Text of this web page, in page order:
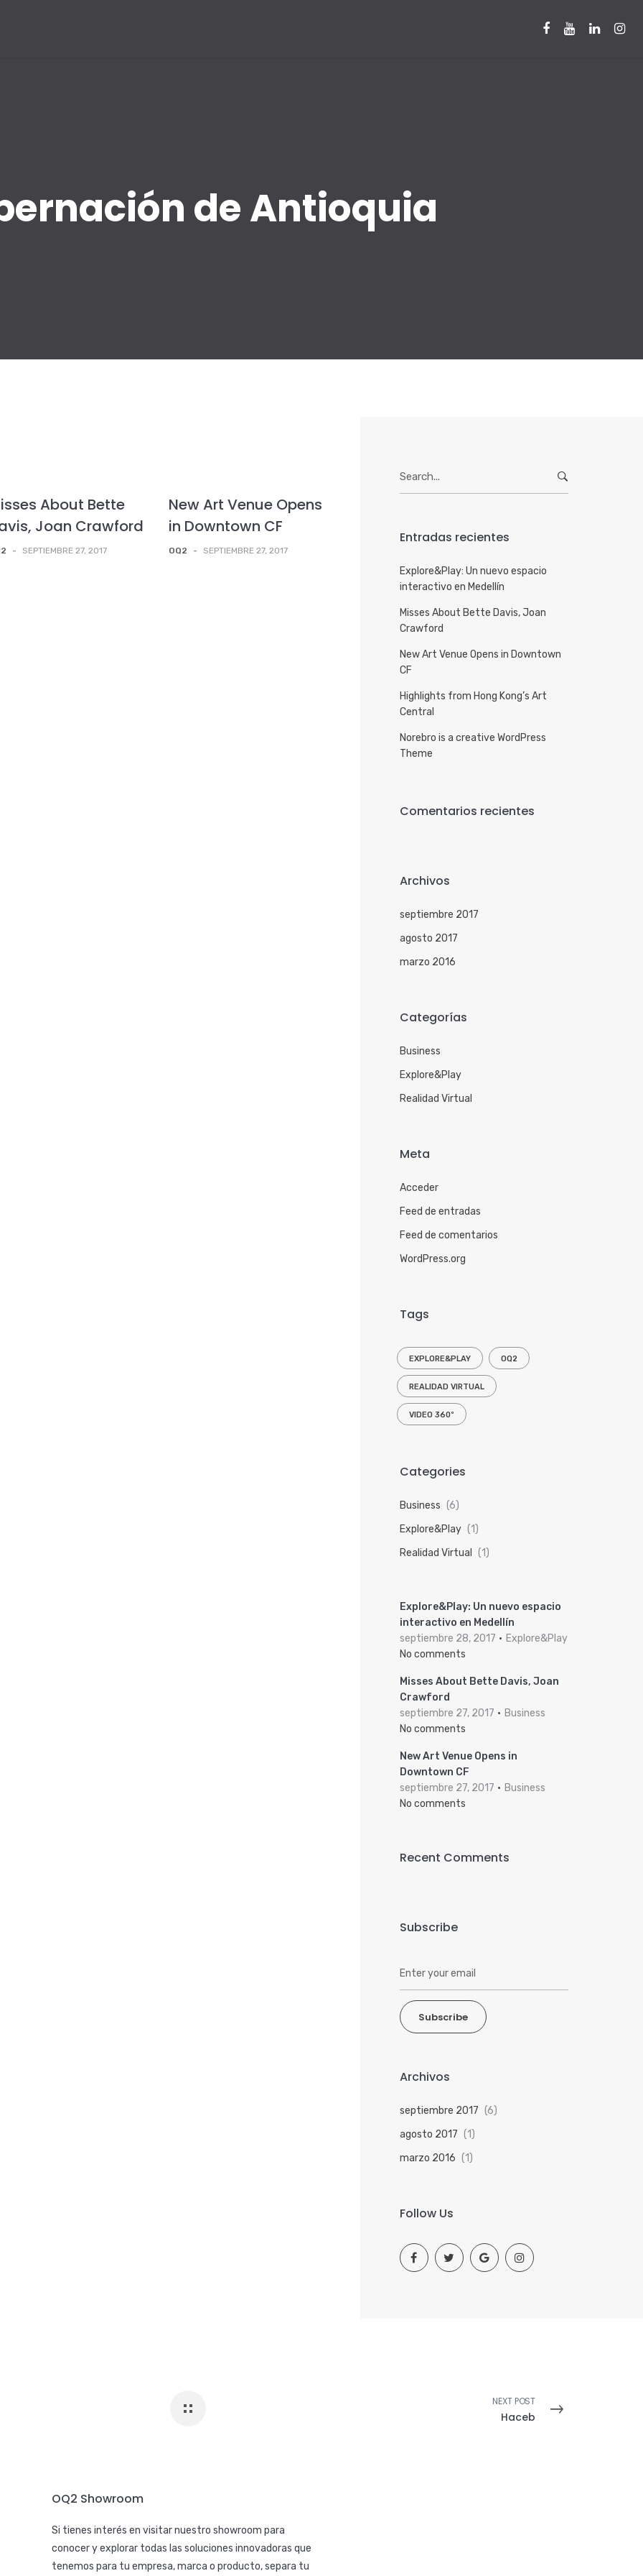
de Antioquia
About Bette
Joan Crawford
- SEPTIEMBRE 27, 2017
New Art Venue Opens
in Downtown CF
OQ2 - SEPTIEMBRE 27, 2017
Entradas recientes
Explore&Play: Un nuevo espacio
interactivo en Medellín
Misses About Bette Davis, Joan
Crawford
New Art Venue Opens in Downtown
CF
Highlights from Hong Kong’s Art
Central
Norebro is a creative WordPress
Theme
Comentarios recientes
Archivos
septiembre 2017
agosto 2017
marzo 2016
Categorías
Business
Explore&Play
Realidad Virtual
Meta
Acceder
Feed de entradas
Feed de comentarios
WordPress.org
Tags
EXPLORE&PLAY OQ2
REALIDAD VIRTUAL
VIDEO 360º
Categories
Business (6)
Explore&Play (1)
Realidad Virtual
(1)
Explore&Play: Un nuevo espacio
interactivo en Medellín
septiembre 28, 2017
Explore&Play
No comments
Misses About Bette Davis, Joan
Crawford
septiembre 27, 2017
Business
No comments
New Art Venue Opens in
Downtown CF
septiembre 27, 2017
Business
No comments
Recent Comments
Subscribe
Subscribe
Archivos
septiembre 2017 (6)
agosto 2017 (1)
marzo 2016 (1)
Follow Us
NEXT POST
Haceb
OQ2 Showroom
Si tienes interés en visitar nuestro showroom para
conocer y explorar todas las soluciones innovadoras que
tenemos para tu empresa, marca o producto, separa tu